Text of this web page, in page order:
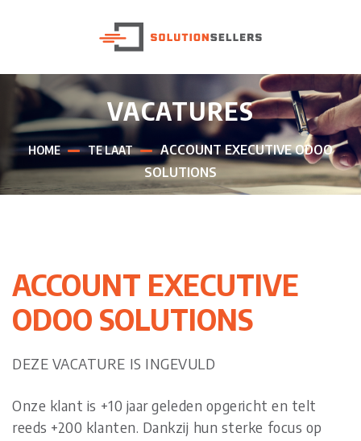
VACATURES
HOME TE LAAT
ACCOUNT EXECUTIVE ODOO
SOLUTIONS
ACCOUNT EXECUTIVE
ODOO SOLUTIONS
DEZE VACATURE IS INGEVULD
Onze klant is +10 jaar geleden opgericht en telt
reeds +200 klanten. Dankzij hun sterke focus op